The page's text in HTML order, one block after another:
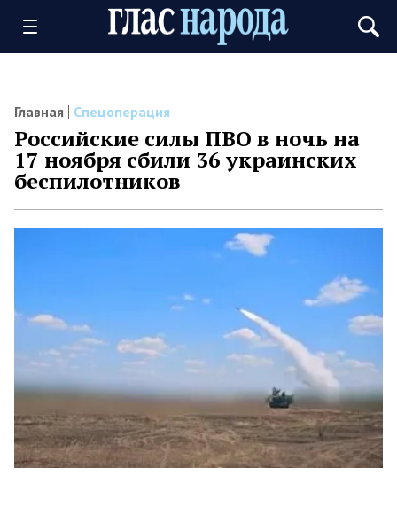
Главная Спецоперация
Российские силы ПВО в ночь на
17 ноября сбили 36 украинских
беспилотников